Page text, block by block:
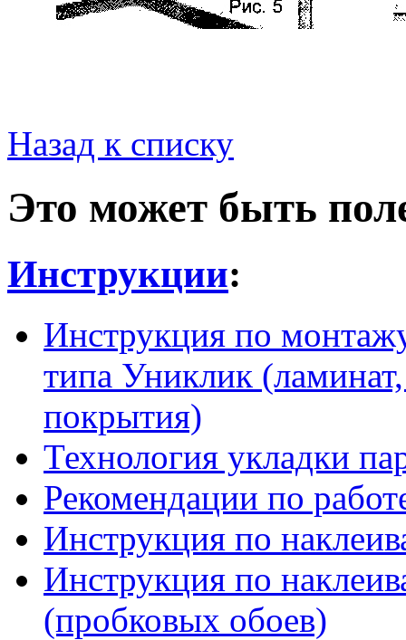
Назад к списку
Это может быть
Инструкции:
Инструкция по
типа Униклик
покрытия)
Технология укладки
Рекомендации по
Инструкция по
Инструкция по
(пробковых обоев)